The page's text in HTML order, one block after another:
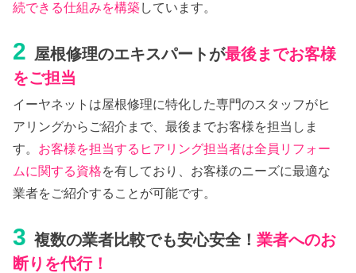
続できる仕組みを構築しています。
2 屋根修理のエキスパートが最後までお客様
をご担当
イーヤネットは屋根修理に特化した専門のスタッフがヒ
アリングからご紹介まで、最後までお客様を担当しま
す。 お客様を担当するヒアリング担当者は全員リフォー
ムに関する資格を有しており、お客様のニーズに最適な
業者をご紹介することが可能です。
3 複数の業者比較でも安心安全！業者へのお
断りを代行！